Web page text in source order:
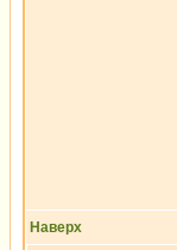
Наверх